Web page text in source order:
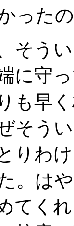
った
そう
に守
も早
そう
りわ
。は
てく